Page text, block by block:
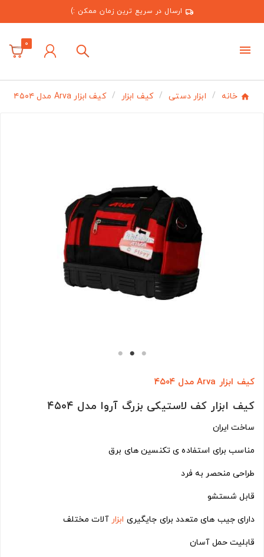
ارسال در سریع ترین زمان ممکن :)
0
خانه ابزار دستی کیف ابزار کیف ابزار Arva مدل ۴۵۰۴
کیف ابزار Arva مدل ۴۵۰۴
کیف ابزار کف لاستیکی بزرگ آروا مدل ۴۵۰۴
ساخت ایران
مناسب برای استفاده ی تکنسین های برق
طراحی منحصر به فرد
قابل شستشو
دارای جیب های متعدد برای جایگیری ابزار آلات مختلف
قابلیت حمل آسان